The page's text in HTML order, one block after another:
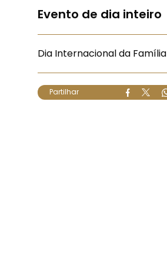
Evento de dia inteiro
Dia Internacional da Família
Partilhar